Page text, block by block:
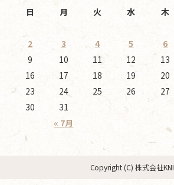
日
月 火 水 木
« 7月
2
3 4 5 6
9
10 11 12 13
16
17 18 19 20
23
24 25 26 27
30
31
Copyright (C) 株式会社KNI